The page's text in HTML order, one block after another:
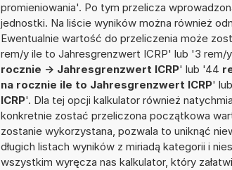
promieniowania'. Po tym przelicza
jednostki. Na liście wyników można również
Ewentualnie wartość do przeliczenia może
rem/y ile to Jahresgrenzwert ICRP' lub '3 rem/
rocznie -> Jahresgrenzwert ICRP' lub '44
na rocznie ile to Jahresgrenzwert ICRP'
ICRP'. Dla tej opcji kalkulator również
konkretnie zostać przeliczona początkowa
zostanie wykorzystana, pozwala to uniknąć
długich listach wyników z miriadą kategorii i
wszystkim wyręcza nas kalkulator, który